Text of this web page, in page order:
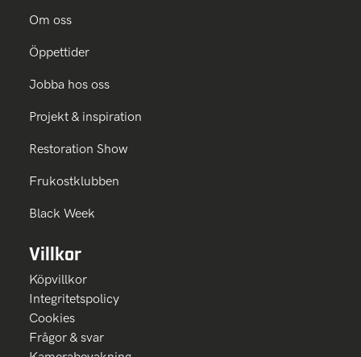
Om oss
Öppettider
Jobba hos oss
Projekt & inspiration
Restoration Show
Frukostklubben
Black Week
Villkor
Köpvillkor
Integritetspolicy
Cookies
Frågor & svar